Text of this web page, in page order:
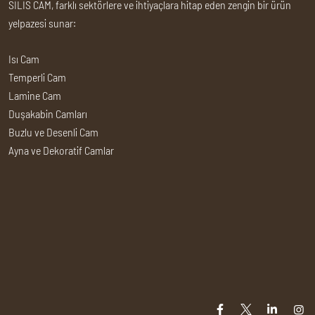
SİLİS CAM, farklı sektörlere ve ihtiyaçlara hitap eden zengin bir ürün
yelpazesi sunar:
Isı Cam
Temperli Cam
Lamine Cam
Duşakabin Camları
Buzlu ve Desenli Cam
Ayna ve Dekoratif Camlar